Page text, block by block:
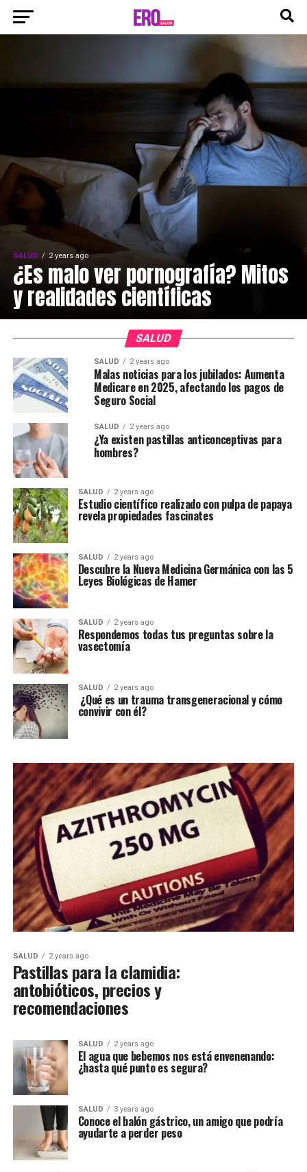
SALUD 2 years ago
¿Es malo ver pornografía? Mitos
y realidades científicas
SALUD
SALUD 2 years ago
Malas noticias para los jubilados: Aumenta
Medicare en 2025, afectando los pagos de
Seguro Social
SALUD 2 years ago
¿Ya existen pastillas anticonceptivas para
hombres?
SALUD 2 years ago
Estudio científico realizado con pulpa de papaya
revela propiedades fascinates
SALUD 2 years ago
Descubre la Nueva Medicina Germánica con las 5
Leyes Biológicas de Hamer
SALUD 2 years ago
Respondemos todas tus preguntas sobre la
vasectomía
SALUD 2 years ago
¿Qué es un trauma transgeneracional y cómo
convivir con él?
SALUD 2 years ago
Pastillas para la clamidia:
antobióticos, precios y
recomendaciones
SALUD 2 years ago
El agua que bebemos nos está envenenando:
¿hasta qué punto es segura?
SALUD 3 years ago
Conoce el balón gástrico, un amigo que podría
ayudarte a perder peso